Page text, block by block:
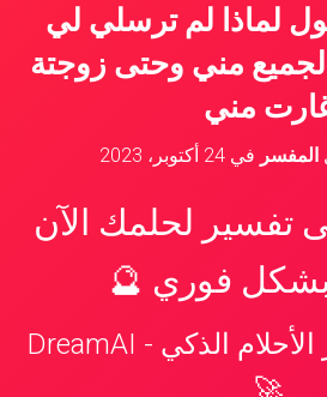
لماذا لم ترسلي لي
مني وحتى زوجتة
مني
المفسر في24 أكتوبر، 2023
تفسير لحلمك الآن
فوري 🔮
📱 تطبيق تفسير الأحلام الذكي - DreamAI
🚀